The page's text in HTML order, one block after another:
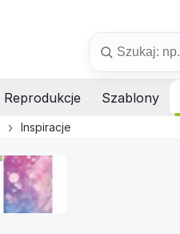
Reprodukcje Szablony
Inspiracje